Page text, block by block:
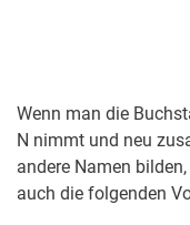
Wenn man die
N nimmt und neu
andere Namen
auch die folgenden